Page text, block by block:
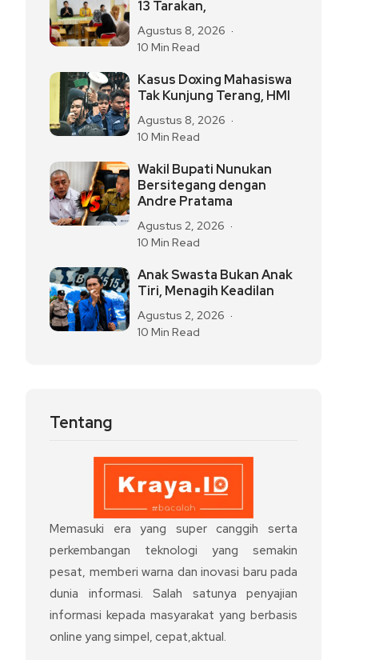
13 Tarakan,
Agustus 8, 2026
10 Min Read
Kasus Doxing Mahasiswa
Tak Kunjung Terang, HMI
Agustus 8, 2026
10 Min Read
Wakil Bupati Nunukan
Bersitegang dengan
Andre Pratama
Agustus 2, 2026
10 Min Read
Anak Swasta Bukan Anak
Tiri, Menagih Keadilan
Agustus 2, 2026
10 Min Read
Tentang
Memasuki era yang super canggih serta
perkembangan teknologi yang semakin
pesat, memberi warna dan inovasi baru pada
dunia informasi. Salah satunya penyajian
informasi kepada masyarakat yang berbasis
online yang simpel, cepat,aktual.